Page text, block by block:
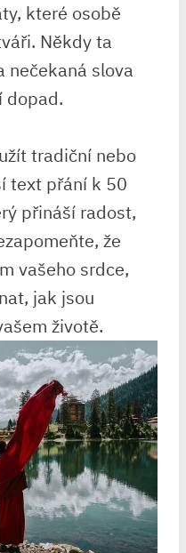
které osobě
Někdy ta
nečekaná⁣ slova
dopad.
tradiční nebo
text⁣ přání k 50⁤
přináší radost,
že
vašeho⁣ srdce,
jak jsou
životě.